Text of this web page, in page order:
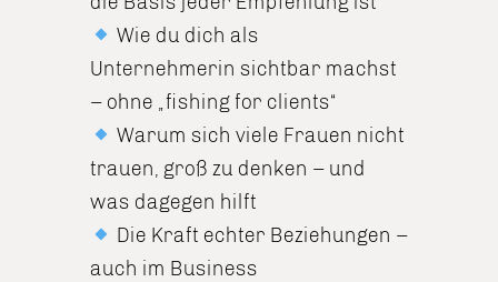
Wie du dich als
Unternehmerin sichtbar machst
– ohne „fishing for clients“
Warum sich viele Frauen nicht
trauen, groß zu denken – und
was dagegen hilft
Die Kraft echter Beziehungen –
auch im Business